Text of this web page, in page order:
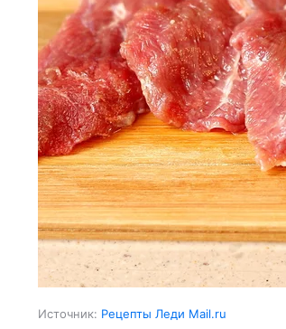
Источник: Рецепты Леди Mail.ru